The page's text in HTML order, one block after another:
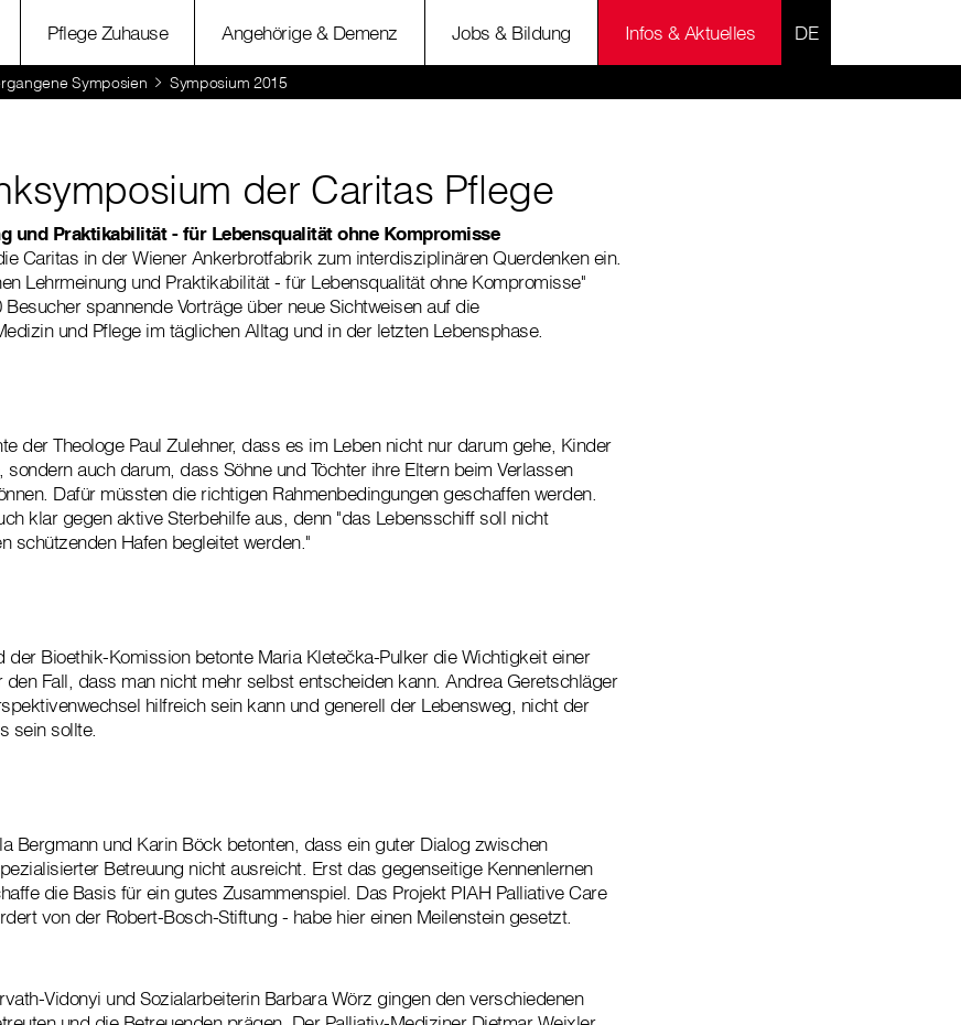
Pflege Zuhause Angehörige & Demenz Jobs & Bildung Infos & Aktuelles SPRACHE
Symposien Symposium 2015
der Caritas Pflege
und Praktikabilität - für Lebensqualität ohne Kompromisse
Caritas in der Wiener Ankerbrotfabrik zum interdisziplinären Querdenken ein.
Lehrmeinung und Praktikabilität - für Lebensqualität ohne Kompromisse"
spannende Vorträge über neue Sichtweisen auf die
und Pflege im täglichen Alltag und in der letzten Lebensphase.
der Theologe Paul Zulehner, dass es im Leben nicht nur darum gehe, Kinder
auch darum, dass Söhne und Töchter ihre Eltern beim Verlassen
Dafür müssten die richtigen Rahmenbedingungen geschaffen werden.
klar gegen aktive Sterbehilfe aus, denn "das Lebensschiff soll nicht
schützenden Hafen begleitet werden."
Bioethik-Komission betonte Maria Kletečka-Pulker die Wichtigkeit einer
den Fall, dass man nicht mehr selbst entscheiden kann. Andrea Geretschläger
hilfreich sein kann und generell der Lebensweg, nicht der
sein sollte.
Bergmann und Karin Böck betonten, dass ein guter Dialog zwischen
Betreuung nicht ausreicht. Erst das gegenseitige Kennenlernen
die Basis für ein gutes Zusammenspiel. Das Projekt PIAH Palliative Care
von der Robert-Bosch-Stiftung - habe hier einen Meilenstein gesetzt.
Vidonyi und Sozialarbeiterin Barbara Wörz gingen den verschiedenen